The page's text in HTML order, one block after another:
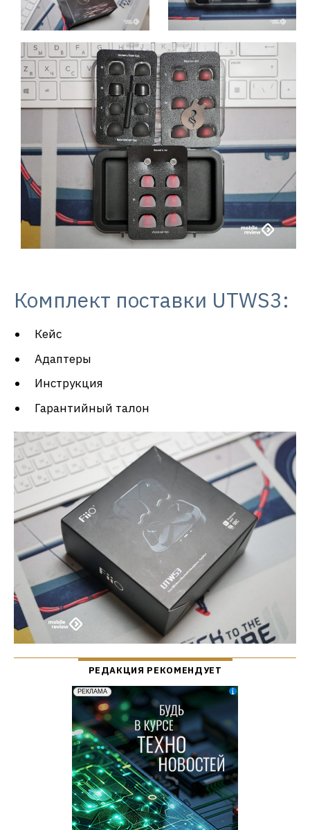
Комплект поставки UTWS3:
Кейс
Адаптеры
Инструкция
Гарантийный талон